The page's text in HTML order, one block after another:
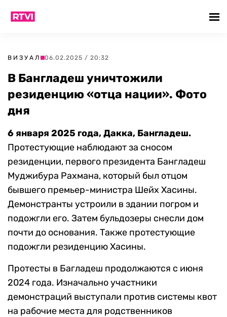
ВИЗУАЛ 06.02.2025 / 20:32
В Бангладеш уничтожили
резиденцию «отца нации». Фото
дня
6 января 2025 года, Дакка, Бангладеш.
Протестующие наблюдают за сносом
резиденции, первого президента Бангладеш
Муджибура Рахмана, который был отцом
бывшего премьер-министра Шейх Хасины.
Демонстранты устроили в здании погром и
подожгли его. Затем бульдозеры снесли дом
почти до основания. Также протестующие
подожгли резиденцию Хасины.
Протесты в Багладеш продолжаются с июня
2024 года. Изначально участники
демонстраций выступали против системы квот
на рабочие места для родственников